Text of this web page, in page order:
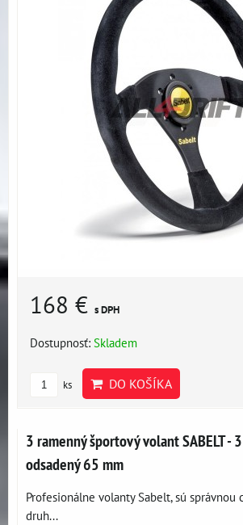
168 € s DPH
Dostupnosť: Skladem
ks DO KOŠÍKA
3 ramenný športový volant SABELT -
odsadený 65 mm
Profesionálne volanty Sabelt, sú správnou
druh...